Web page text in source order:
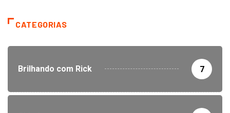
CATEGORIAS
Brilhando com Rick 7